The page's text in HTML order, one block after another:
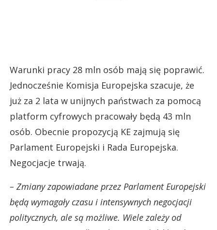
Warunki pracy 28 mln osób mają się poprawić.
Jednocześnie Komisja Europejska szacuje, że
już za 2 lata w unijnych państwach za pomocą
platform cyfrowych pracowały będą 43 mln
osób. Obecnie propozycją KE zajmują się
Parlament Europejski i Rada Europejska.
Negocjacje trwają.
– Zmiany zapowiadane przez Parlament Europejski
będą wymagały czasu i intensywnych negocjacji
politycznych, ale są możliwe. Wiele zależy od